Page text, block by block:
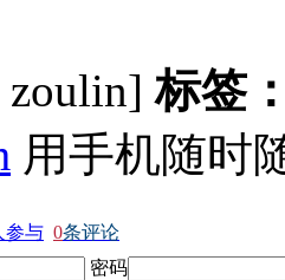
zoulin]标签
用手机随时
参与 0条评论
密码